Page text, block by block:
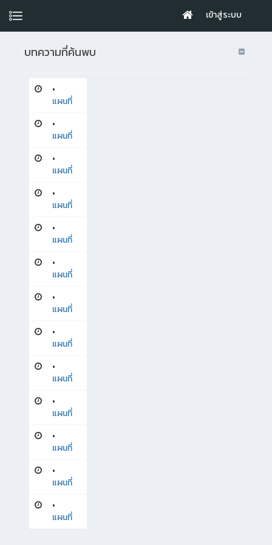
เข้าสู่ระบบ
บทความที่ค้นพบ
•
แผนที่
•
แผนที่
•
แผนที่
•
แผนที่
•
แผนที่
•
แผนที่
•
แผนที่
•
แผนที่
•
แผนที่
•
แผนที่
•
แผนที่
•
แผนที่
•
แผนที่